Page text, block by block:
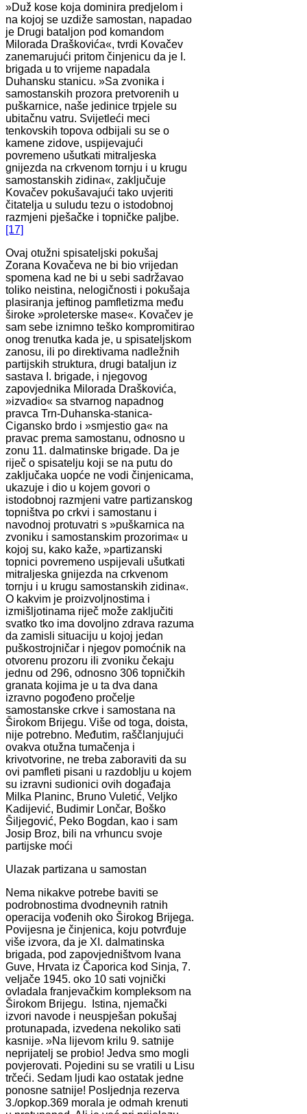
»Duž kose koja dominira predjelom i
na kojoj se uzdiže samostan, napadao
je Drugi bataljon pod komandom
Milorada Draškovića«, tvrdi Kovačev
zanemarujući pritom činjenicu da je I.
brigada u to vrijeme napadala
Duhansku stanicu. »Sa zvonika i
samostanskih prozora pretvorenih u
puškarnice, naše jedinice trpjele su
ubitačnu vatru. Svijetleći meci
tenkovskih topova odbijali su se o
kamene zidove, uspijevajući
povremeno ušutkati mitraljeska
gnijezda na crkvenom tornju i u krugu
samostanskih zidina«, zaključuje
Kovačev pokušavajući tako uvjeriti
čitatelja u suludu tezu o istodobnoj
razmjeni pješačke i topničke paljbe.
[17]
Ovaj otužni spisateljski pokušaj
Zorana Kovačeva ne bi bio vrijedan
spomena kad ne bi u sebi sadržavao
toliko neistina, nelogičnosti i pokušaja
plasiranja jeftinog pamfletizma među
široke »proleterske mase«. Kovačev je
sam sebe iznimno teško kompromitirao
onog trenutka kada je, u spisateljskom
zanosu, ili po direktivama nadležnih
partijskih struktura, drugi bataljun iz
sastava I. brigade, i njegovog
zapovjednika Milorada Draškovića,
»izvadio« sa stvarnog napadnog
pravca Trn-Duhanska-stanica-
Cigansko brdo i »smjestio ga« na
pravac prema samostanu, odnosno u
zonu 11. dalmatinske brigade. Da je
riječ o spisatelju koji se na putu do
zaključaka uopće ne vodi činjenicama,
ukazuje i dio u kojem govori o
istodobnoj razmjeni vatre partizanskog
topništva po crkvi i samostanu i
navodnoj protuvatri s »puškarnica na
zvoniku i samostanskim prozorima« u
kojoj su, kako kaže, »partizanski
topnici povremeno uspijevali ušutkati
mitraljeska gnijezda na crkvenom
tornju i u krugu samostanskih zidina«.
O kakvim je proizvoljnostima i
izmišljotinama riječ može zaključiti
svatko tko ima dovoljno zdrava razuma
da zamisli situaciju u kojoj jedan
puškostrojničar i njegov pomoćnik na
otvorenu prozoru ili zvoniku čekaju
jednu od 296, odnosno 306 topničkih
granata kojima je u ta dva dana
izravno pogođeno pročelje
samostanske crkve i samostana na
Širokom Brijegu. Više od toga, doista,
nije potrebno. Međutim, raščlanjujući
ovakva otužna tumačenja i
krivotvorine, ne treba zaboraviti da su
ovi pamfleti pisani u razdoblju u kojem
su izravni sudionici ovih događaja
Milka Planinc, Bruno Vuletić, Veljko
Kadijević, Budimir Lončar, Boško
Šiljegović, Peko Bogdan, kao i sam
Josip Broz, bili na vrhuncu svoje
partijske moći
Ulazak partizana u samostan
Nema nikakve potrebe baviti se
podrobnostima dvodnevnih ratnih
operacija vođenih oko Širokog Brijega.
Povijesna je činjenica, koju potvrđuje
više izvora, da je XI. dalmatinska
brigada, pod zapovjedništvom Ivana
Guve, Hrvata iz Čaporica kod Sinja, 7.
veljače 1945. oko 10 sati vojnički
ovladala franjevačkim kompleksom na
Širokom Brijegu. Istina, njemački
izvori navode i neuspješan pokušaj
protunapada, izvedena nekoliko sati
kasnije. »Na lijevom krilu 9. satnije
neprijatelj se probio! Jedva smo mogli
povjerovati. Pojedini su se vratili u Lisu
trčeći. Sedam ljudi kao ostatak jedne
ponosne satnije! Posljednja rezerva
3./opkop.369 morala je odmah krenuti